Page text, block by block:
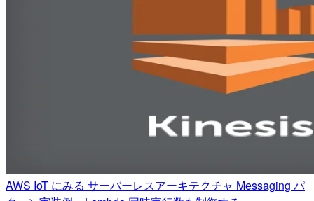
AWS IoT にみる サーバーレスアーキテクチャ Messaging パ